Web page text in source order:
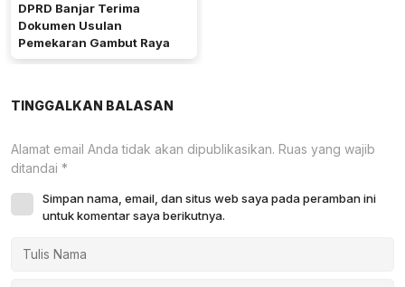
DPRD Banjar Terima
Dokumen Usulan
Pemekaran Gambut Raya
TINGGALKAN BALASAN
Alamat email Anda tidak akan dipublikasikan. Ruas yang wajib
ditandai *
Simpan nama, email, dan situs web saya pada peramban ini
untuk komentar saya berikutnya.